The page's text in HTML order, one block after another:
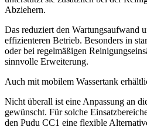
Abziehern.
Das reduziert den Wartungsaufwand
effizienteren Betrieb. Besonders in
oder bei regelmäßigen
sinnvolle Erweiterung.
Auch mit mobilem Wassertank
Nicht überall ist eine Anpassung an
gewünscht. Für solche
den Pudu CC1 eine flexible